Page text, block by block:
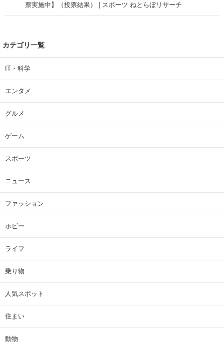
票実施中】（投票結果） | スポーツ ねとらぼリサーチ
カテゴリ一覧
IT・科学
エンタメ
グルメ
ゲーム
スポーツ
ニュース
ファッション
ホビー
ライフ
乗り物
人気スポット
住まい
動物